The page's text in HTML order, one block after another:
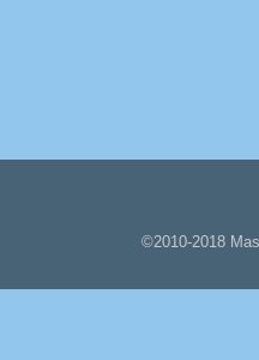
©2010-2018